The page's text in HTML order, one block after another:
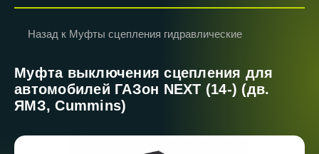
Назад к Муфты сцепления гидравлические
Муфта выключения сцепления для
автомобилей ГАЗон NEXT (14-) (дв.
ЯМЗ, Cummins)